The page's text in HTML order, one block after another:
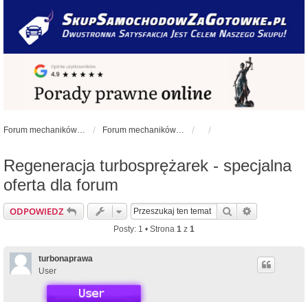
Forum mechaników samochodowych - forum-mechaniczne.pl Forum mechaników samochodowych
Regeneracja turbosprężarek - specjalna
oferta dla forum
ODPOWIEDZ Szukaj
Posty: 1 • Strona 1 z 1
turbonaprawa
User